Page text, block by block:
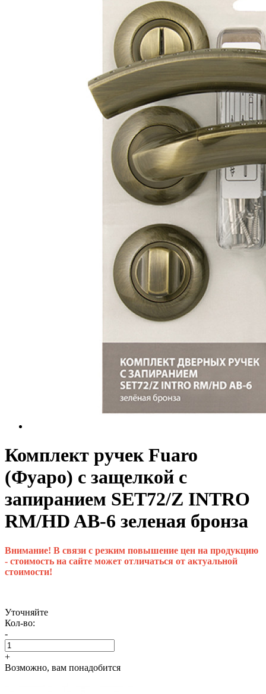
Комплект ручек Fuaro
(Фуаро) с защелкой c
запиранием SET72/Z INTRO
RM/HD AB-6 зеленая бронза
Внимание! В связи с резким повышение цен на продукцию
- стоимость на сайте может отличаться от актуальной
стоимости!
Уточняйте
Кол-во:
-
+
Возможно, вам понадобится